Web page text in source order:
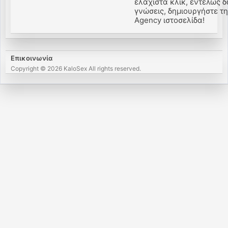
γνώσεις, δημιουργήστε
Agency ιστοσελίδα!
Επικοινωνία
Copyright © 2026 KaloSex All rights reserved.